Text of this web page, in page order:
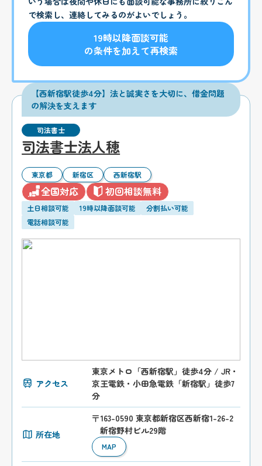
で検索し、連絡してみるのがよいでしょう。
19時以降面談可能
の条件を加えて再検索
【西新宿駅徒歩4分】法と誠実さを大切に、借金問題
の解決を支えます
司法書士
司法書士法人穂
東京都 新宿区 西新宿駅
全国対応 初回相談無料
土日相談可能 19時以降面談可能
分割払い可能
電話相談可能
アクセス
東京メトロ「西新宿駅」徒歩4分 / JR・
京王電鉄・小田急電鉄「新宿駅」徒歩7
分
所在地
〒163-0590 東京都新宿区西新宿1-26-2
新宿野村ビル29階
MAP